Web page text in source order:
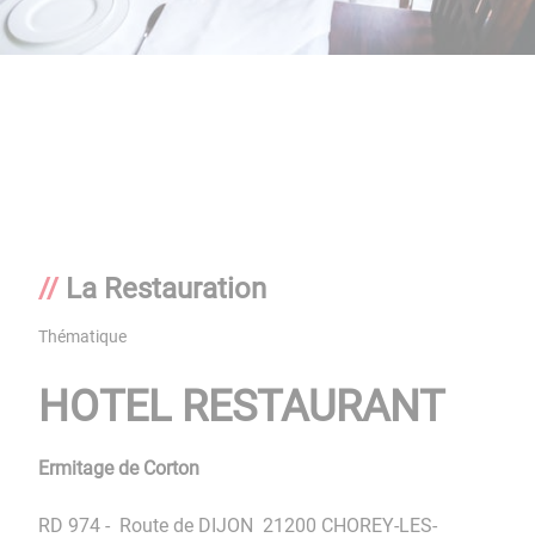
La Restauration
Thématique
HOTEL RESTAURANT
Ermitage de Corton
RD 974 - Route de DIJON 21200 CHOREY-LES-